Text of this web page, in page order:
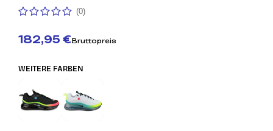
(0)
182,95 €Bruttopreis
WEITERE FARBEN